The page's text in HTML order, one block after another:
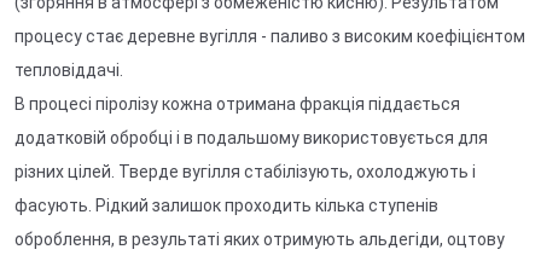
процесу стає деревне вугілля - паливо з високим коефіцієнтом
тепловіддачі.
В процесі піролізу кожна отримана фракція піддається
додатковій обробці і в подальшому використовується для
різних цілей. Тверде вугілля стабілізують, охолоджують і
фасують. Рідкий залишок проходить кілька ступенів
оброблення, в результаті яких отримують альдегіди, оцтову